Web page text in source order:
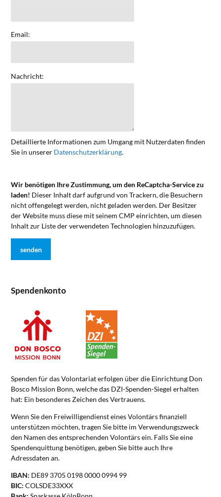
Email:
Nachricht:
Detaillierte Informationen zum Umgang mit Nutzerdaten finden
Sie in unserer Datenschutzerklärung.
Wir benötigen Ihre Zustimmung, um den ReCaptcha-Service zu
laden! Dieser Inhalt darf aufgrund von Trackern, die Besuchern
nicht offengelegt werden, nicht geladen werden. Der Besitzer
der Website muss diese mit seinem CMP einrichten, um diesen
Inhalt zur Liste der verwendeten Technologien hinzuzufügen.
Spendenkonto
Spenden für das Volontariat erfolgen über die Einrichtung Don
Bosco Mission Bonn, welche das DZI-Spenden-Siegel erhalten
hat: Ein besonderes Zeichen des Vertrauens.
Wenn Sie den Freiwilligendienst eines Volontärs finanziell
unterstützen möchten, tragen Sie bitte im Verwendungszweck
den Namen des entsprechenden Volontärs ein. Falls Sie eine
Spendenquittung benötigen, geben Sie bitte auch Ihre
Adressdaten an.
IBAN: DE89 3705 0198 0000 0994 99
BIC: COLSDE33XXX